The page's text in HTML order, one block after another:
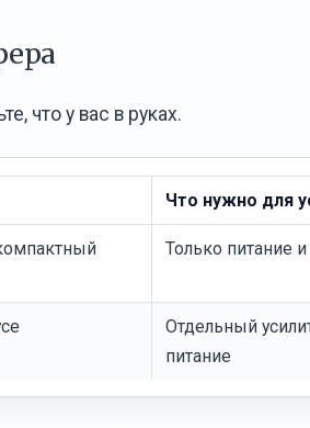
что у вас в руках.
Что нужно для
Только питание
Отдельный
питание